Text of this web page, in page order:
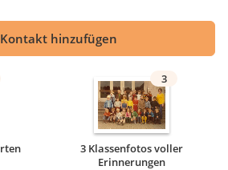
hinzufügen
3
3 Klassenfotos voller
Erinnerungen